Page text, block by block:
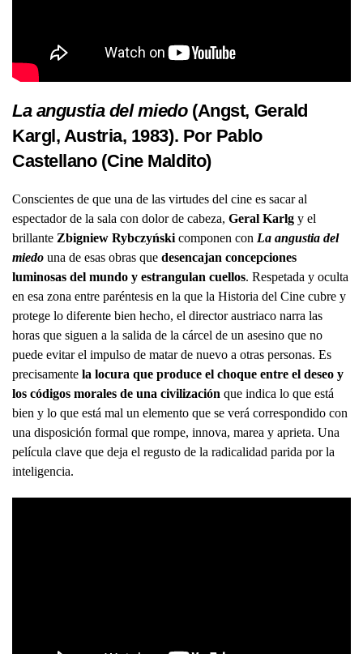
La angustia del miedo(Angst, Gerald
Kargl, Austria, 1983). Por Pablo
Castellano (Cine Maldito)
Conscientes de que una de las virtudes del cine es sacar al
espectador de la sala con dolor de cabeza, Geral Karlg y el
brillante Zbigniew Rybczyński componen con La angustia del
miedo una de esas obras que desencajan concepciones
luminosas del mundo y estrangulan cuellos. Respetada y oculta
en esa zona entre paréntesis en la que la Historia del Cine cubre y
protege lo diferente bien hecho, el director austriaco narra las
horas que siguen a la salida de la cárcel de un asesino que no
puede evitar el impulso de matar de nuevo a otras personas. Es
precisamente la locura que produce el choque entre el deseo y
los códigos morales de una civilización que indica lo que está
bien y lo que está mal un elemento que se verá correspondido con
una disposición formal que rompe, innova, marea y aprieta. Una
película clave que deja el regusto de la radicalidad parida por la
inteligencia.